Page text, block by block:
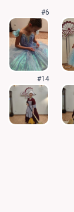
#6
#14